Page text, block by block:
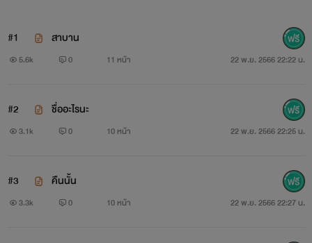
#1 สาบาน
5.6k 0 11 หน้า 22 พ.ย. 2566 22:22 น.
#2 ชื่ออะไรนะ
3.1k 0 10 หน้า 22 พ.ย. 2566 22:25 น.
#3 คืนนั้น
3.3k 0 10 หน้า 22 พ.ย. 2566 22:27 น.